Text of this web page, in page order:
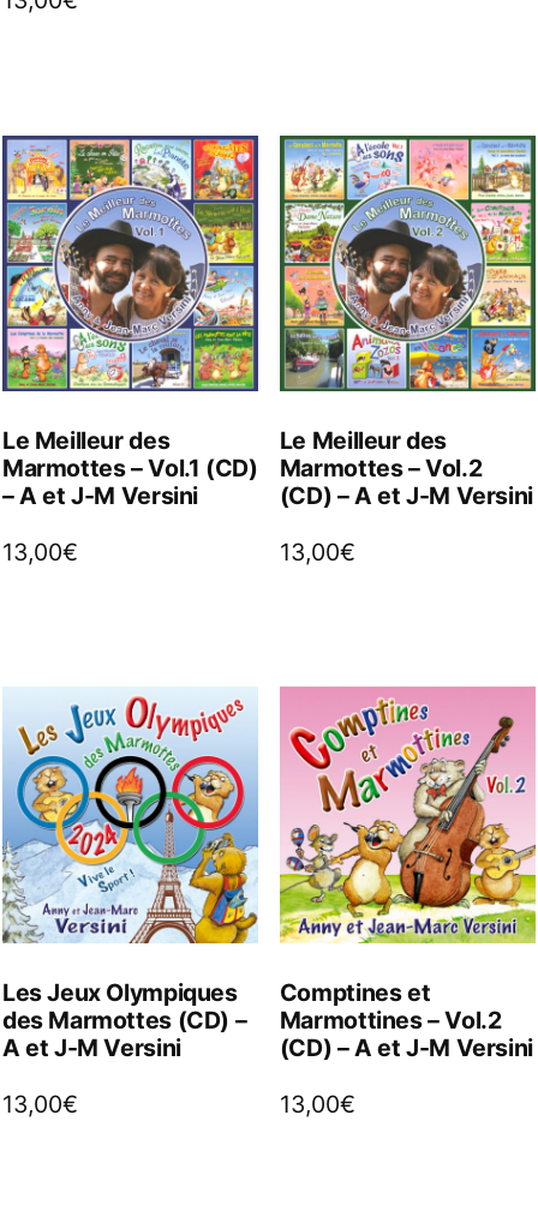
Le Meilleur des
Marmottes – Vol.1 (CD)
– A et J-M Versini
13,00€
Le Meilleur des
Marmottes – Vol.2
(CD) – A et J-M Versini
13,00€
Les Jeux Olympiques
des Marmottes (CD) –
A et J-M Versini
13,00€
Comptines et
Marmottines – Vol.2
(CD) – A et J-M Versini
13,00€